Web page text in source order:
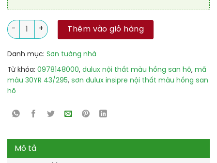
Sơn Dulux Insipre Nội Thất – Mã Màu Hồng San Hô 30YR 43/
Thêm vào giỏ hàng
Danh mục: Sơn tường nhà
Từ khóa: 0978148000, dulux nội thất màu hồng san hô, mã
màu 30YR 43/295, sơn dulux insipre nội thất màu hồng san
hô
Mô tả